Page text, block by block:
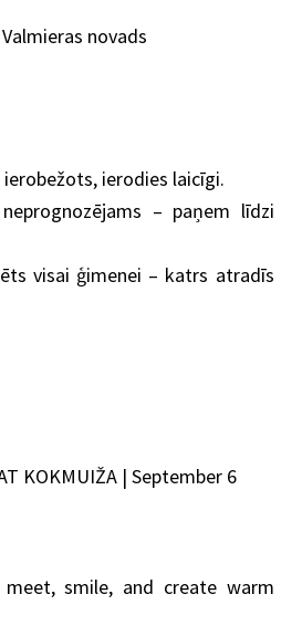
novads
ierodies laicīgi.
– paņem līdzi
visai ģimenei – katrs atradīs
KOKMUIŽA | September 6
smile, and create warm